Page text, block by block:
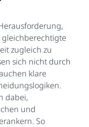
gleichberechtigte
zugleich zu
sich nicht durch
klare
dabei,
und
So